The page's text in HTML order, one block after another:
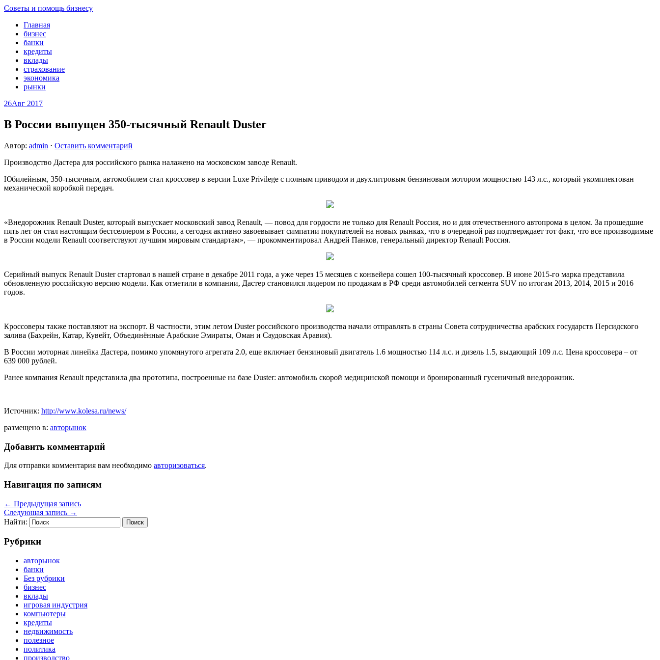
Советы и помощь бизнесу
Главная
бизнес
банки
кредиты
вклады
страхование
экономика
рынки
26Авг 2017
В России выпущен 350-тысячный Renault Duster
Автор: admin ⋅ Оставить комментарий
Производство Дастера для российского рынка налажено на московском заводе Renault.
Юбилейным, 350-тысячным, автомобилем стал кроссовер в версии Luxe Privilege с полным приводом и двухлитровым бензиновым мотором мощностью 143 л.с., который укомплектован
механической коробкой передач.
«Внедорожник Renault Duster, который выпускает московский завод Renault, — повод для гордости не только для Renault Россия, но и для отечественного автопрома в целом. За прошедшие
пять лет он стал настоящим бестселлером в России, а сегодня активно завоевывает симпатии покупателей на новых рынках, что в очередной раз подтверждает тот факт, что все производимые
в России модели Renault соответствуют лучшим мировым стандартам», — прокомментировал Андрей Панков, генеральный директор Renault Россия.
Серийный выпуск Renault Duster стартовал в нашей стране в декабре 2011 года, а уже через 15 месяцев с конвейера сошел 100-тысячный кроссовер. В июне 2015-го марка представила
обновленную российскую версию модели. Как отметили в компании, Дастер становился лидером по продажам в РФ среди автомобилей сегмента SUV по итогам 2013, 2014, 2015 и 2016
годов.
Кроссоверы также поставляют на экспорт. В частности, этим летом Duster российского производства начали отправлять в страны Совета сотрудничества арабских государств Персидского
залива (Бахрейн, Катар, Кувейт, Объединённые Арабские Эмираты, Оман и Саудовская Аравия).
В России моторная линейка Дастера, помимо упомянутого агрегата 2.0, еще включает бензиновый двигатель 1.6 мощностью 114 л.с. и дизель 1.5, выдающий 109 л.с. Цена кроссовера – от
639 000 рублей.
Ранее компания Renault представила два прототипа, построенные на базе Duster: автомобиль скорой медицинской помощи и бронированный гусеничный внедорожник.
Источник: http://www.kolesa.ru/news/
размещено в: авторынок
Добавить комментарий
Для отправки комментария вам необходимо авторизоваться.
Навигация по записям
← Предыдущая запись
Следующая запись →
Найти:
Рубрики
авторынок
банки
Без рубрики
бизнес
вклады
игровая индустрия
компьютеры
кредиты
недвижимость
полезное
политика
производство